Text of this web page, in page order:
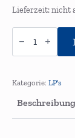
Lieferzeit: nicht
Live
LP
Eisel
Sebastian
Voltz
Trio
Menge
Kategorie: LP's
Beschreibung